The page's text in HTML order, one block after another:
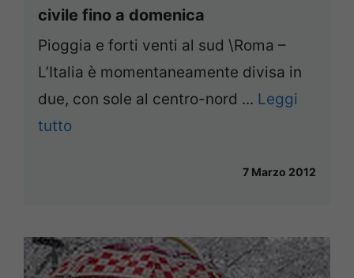
civile fino a domenica
Pioggia e forti venti al sud \Roma –
L’Italia è momentaneamente divisa in
due, con sole al centro-nord ... Leggi
tutto
7 Marzo 2012